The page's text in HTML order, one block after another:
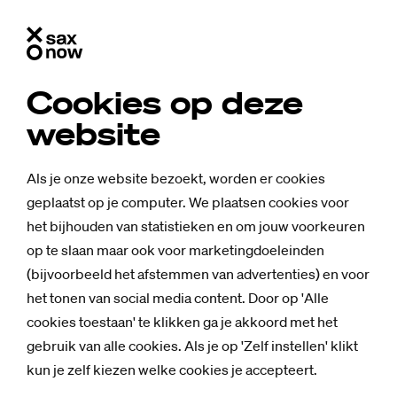
Cookies op deze
website
Als je onze website bezoekt, worden er cookies
geplaatst op je computer. We plaatsen cookies voor
het bijhouden van statistieken en om jouw voorkeuren
op te slaan maar ook voor marketingdoeleinden
(bijvoorbeeld het afstemmen van advertenties) en voor
het tonen van social media content. Door op 'Alle
cookies toestaan' te klikken ga je akkoord met het
gebruik van alle cookies. Als je op 'Zelf instellen' klikt
kun je zelf kiezen welke cookies je accepteert.